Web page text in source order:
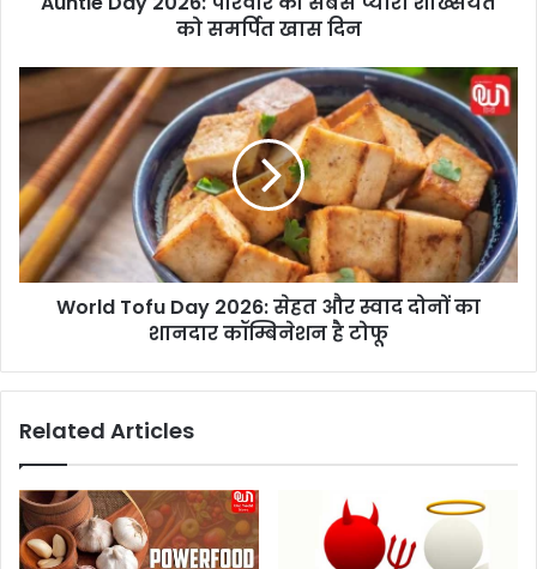
6
प
वा
र
की
स
ब
श
य
स
म
र्पि
को समर्पित खास दिन
W
r
d
T
o
f
u
2
से
ह
त
World Tofu Day 2026: सेहत और स्वाद दोनों का
शानदार कॉम्बिनेशन है टोफू
Related Articles